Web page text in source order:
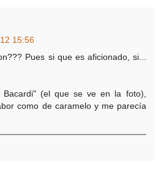
15:56
Pues si que es aficionado, si...
(el que se ve en la foto),
como de caramelo y me parecía